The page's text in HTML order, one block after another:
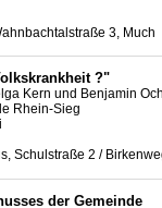
3, Much
?"
Kern und Benjamin
Rhein-Sieg
Schulstraße 2 /
der Gemeinde